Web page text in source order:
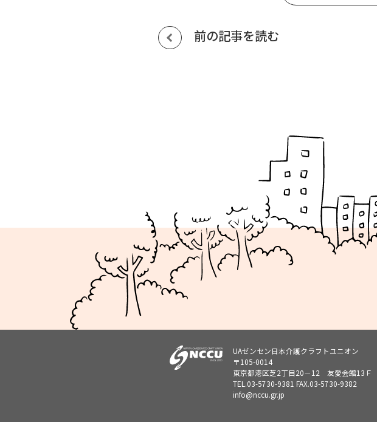
前の記事を読む
UAゼンセン日本介護クラフトユニオン
〒105-0014
東京都港区芝2丁目20－12 友愛会館13Ｆ
TEL.03-5730-9381 FAX.03-5730-9382
info@nccu.gr.jp